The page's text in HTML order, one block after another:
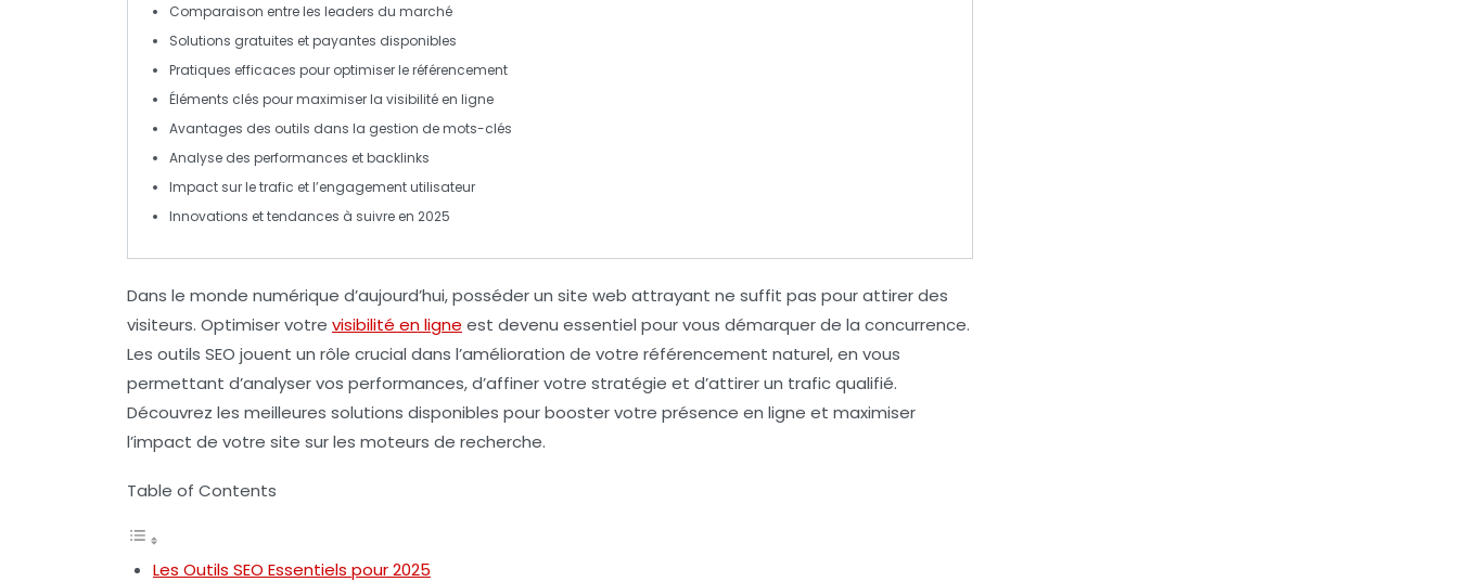
Comparaison entre les leaders du marché
Solutions gratuites et payantes disponibles
Pratiques efficaces pour optimiser le référencement
Éléments clés pourmaximiser la visibilité en ligne
Avantages des outils dans la gestion demots-clés
Analyse des performances etbacklinks
Impact sur le trafic et l’engagement utilisateur
Innovations et tendances à suivre en 2025
Dans le monde numérique d’aujourd’hui, posséder un site web attrayant ne suffit pas pour attirer des
visiteurs. Optimiser votre visibilité en ligne est devenu essentiel pour vous démarquer de la concurrence.
Les outils SEO jouent un rôle crucial dans l’amélioration de votre référencement naturel, en vous
permettant d’analyser vos performances, d’affiner votre stratégie et d’attirer un trafic qualifié.
Découvrez les meilleures solutions disponibles pour booster votre présence en ligne et maximiser
l’impact de votre site sur les moteurs de recherche.
Table of Contents
Les Outils SEO Essentiels pour 2025